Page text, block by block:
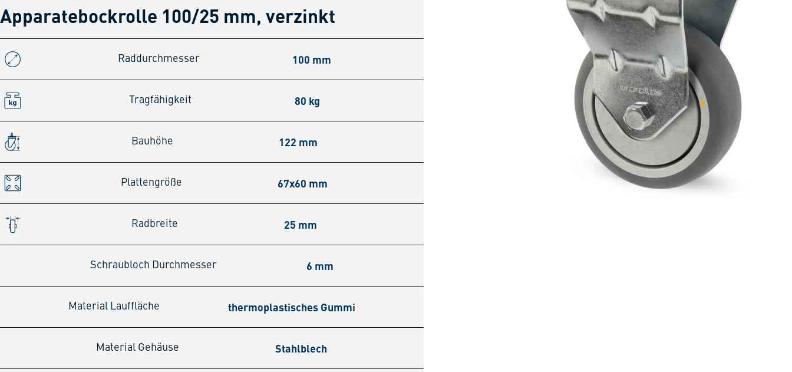
Apparatebockrolle 100/25 mm, verzinkt
Raddurchmesser 100 mm
Tragfähigkeit 80 kg
Bauhöhe 122 mm
Plattengröße 67x60 mm
Radbreite 25 mm
Schraubloch Durchmesser 6 mm
Material Lauffläche thermoplastisches Gummi
Material Gehäuse Stahlblech